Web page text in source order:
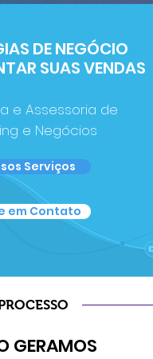
DE NEGÓCIO
SUAS VENDAS
e Assessoria de
e Negócios
Serviços
em Contato
GERAMOS